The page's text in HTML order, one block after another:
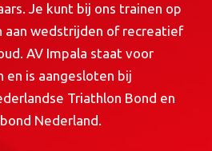
Je kunt bij ons trainen op
aan wedstrijden of recreatief
AV Impala staat voor
is aangesloten bij
Triathlon Bond en
Nederland.